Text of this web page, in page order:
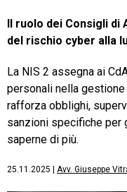
Il ruolo dei Consigli
del rischio cyber alla
La NIS 2 assegna ai
personali nella
rafforza obblighi,
sanzioni specifiche per
saperne di più.
25.11.2025 Avv. Giuseppe